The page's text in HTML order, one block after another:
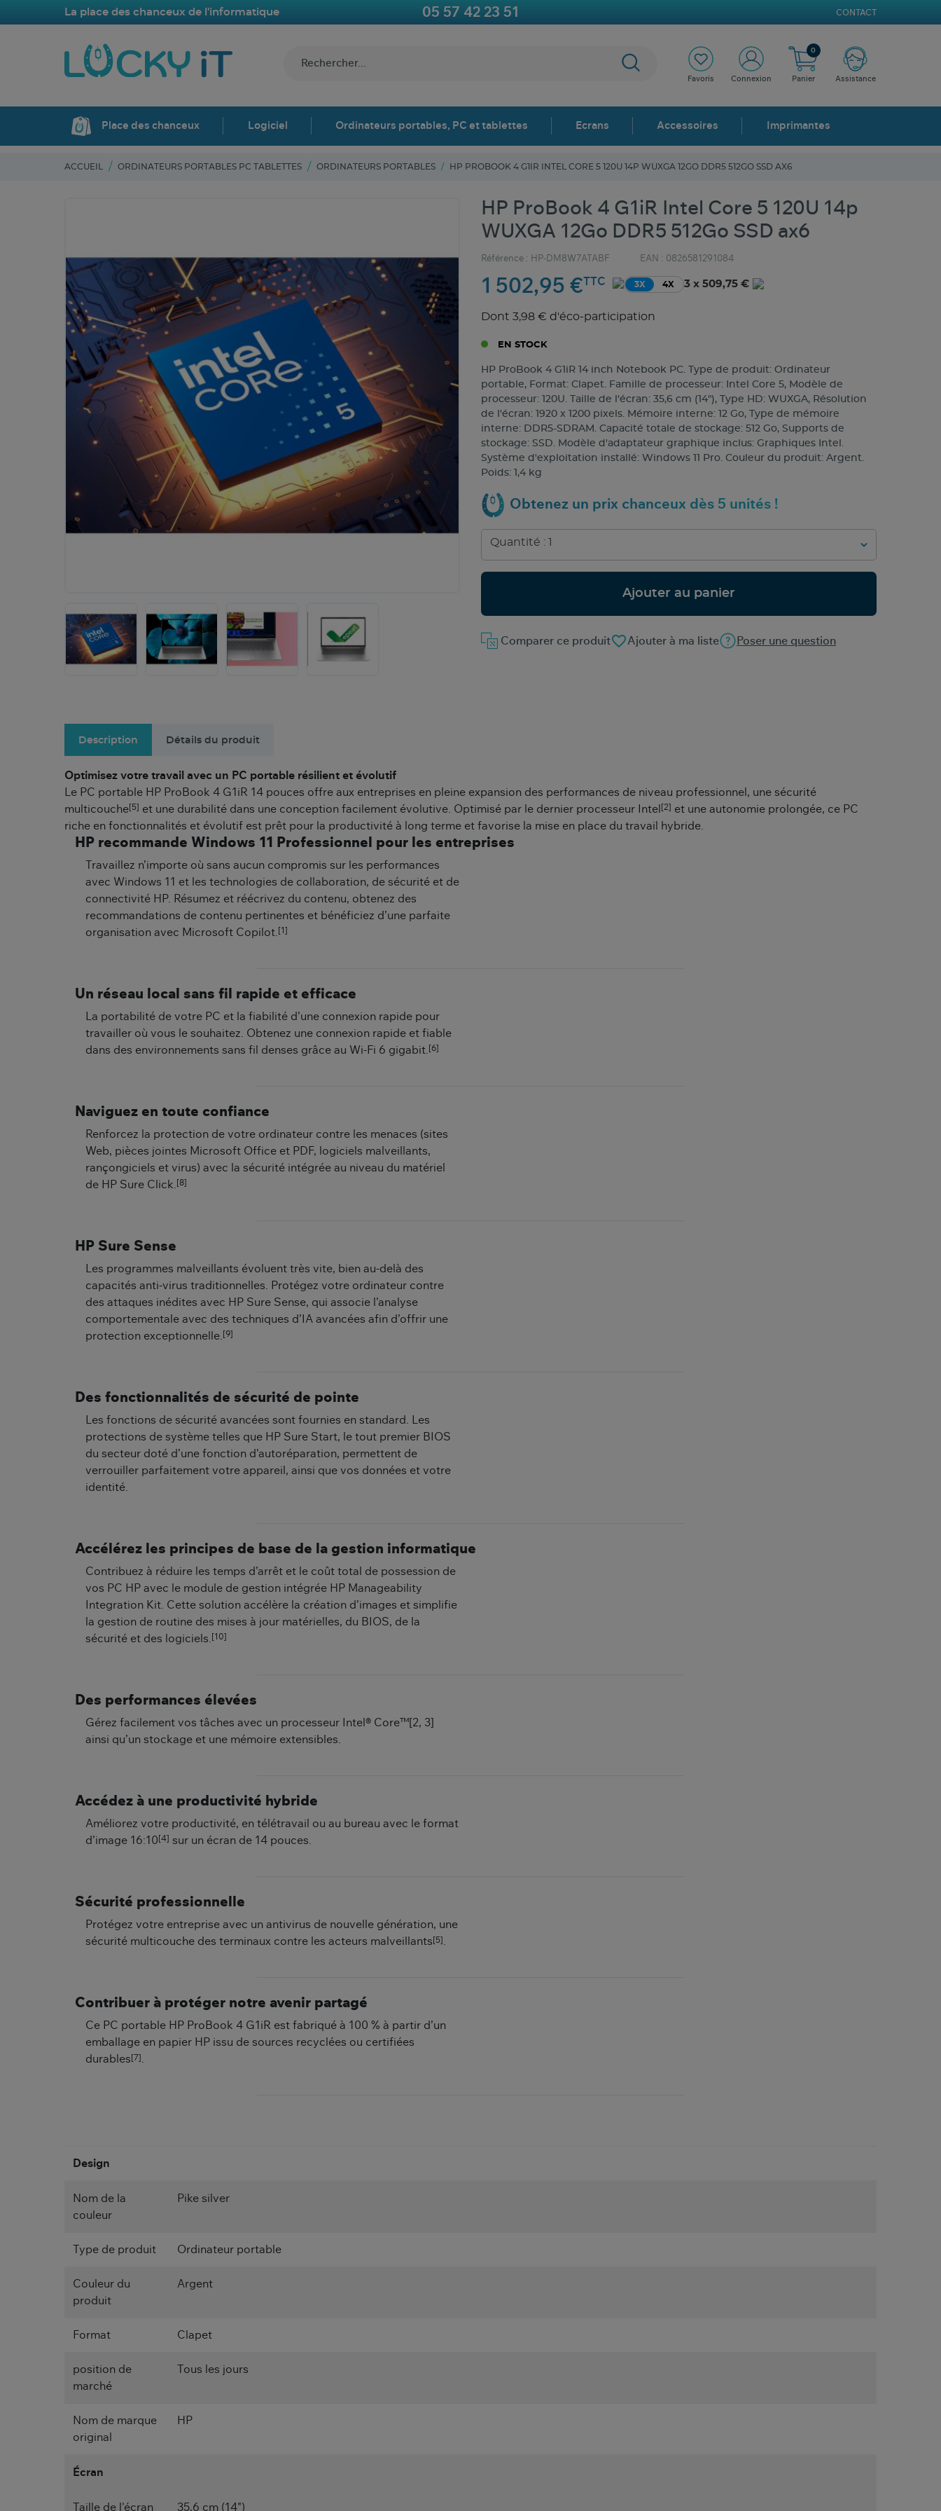
La place des chanceux de l'informatique 05 57 42 23 51 CONTACT
Favoris Connexion Panier
0
Assistance
Place des chanceux Logiciel Ordinateurs portables, PC et tablettes Ecrans Accessoires Imprimantes
ACCUEIL ORDINATEURS PORTABLES PC TABLETTES ORDINATEURS PORTABLES HP PROBOOK 4 G1IR INTEL CORE 5 120U 14P WUXGA 12GO DDR5 512GO SSD AX6
HP ProBook 4 G1iR Intel Core 5 120U 14p
WUXGA 12Go DDR5 512Go SSD ax6
Référence : HP-DM8W7ATABF EAN : 0826581291084
1 502,95 €TTC 3X 4X 3 x 509,75 €
Dont 3,98 € d'éco-participation
EN STOCK
HP ProBook 4 G1iR 14 inch Notebook PC. Type de produit: Ordinateur
portable, Format: Clapet. Famille de processeur: Intel Core 5, Modèle de
processeur: 120U. Taille de l'écran: 35,6 cm (14"), Type HD: WUXGA, Résolution
de l'écran: 1920 x 1200 pixels. Mémoire interne: 12 Go, Type de mémoire
interne: DDR5-SDRAM. Capacité totale de stockage: 512 Go, Supports de
stockage: SSD. Modèle d'adaptateur graphique inclus: Graphiques Intel.
Système d'exploitation installé: Windows 11 Pro. Couleur du produit: Argent.
Poids: 1,4 kg
Obtenez un prix chanceux dès 5 unités !
Ajouter au panier
favorite_borderAjouter à ma liste Poser une question
Comparer ce produit
Description Détails du produit
Optimisez votre travail avec un PC portable résilient et évolutif
Le PC portable HP ProBook 4 G1iR 14 pouces offre aux entreprises en pleine expansion des performances de niveau professionnel, une sécurité
multicouche [5] et une durabilité dans une conception facilement évolutive. Optimisé par le dernier processeur Intel [2]
et une autonomie prolongée, ce PC
riche en fonctionnalités et évolutif est prêt pour la productivité à long terme et favorise la mise en place du travail hybride.
HP recommande Windows 11 Professionnel pour les entreprises
Travaillez n’importe où sans aucun compromis sur les performances
avec Windows 11 et les technologies de collaboration, de sécurité et de
connectivité HP. Résumez et réécrivez du contenu, obtenez des
recommandations de contenu pertinentes et bénéficiez d’une parfaite
organisation avec Microsoft Copilot.
[1]
Un réseau local sans fil rapide et efficace
La portabilité de votre PC et la fiabilité d’une connexion rapide pour
travailler où vous le souhaitez. Obtenez une connexion rapide et fiable
dans des environnements sans fil denses grâce au Wi-Fi 6 gigabit.
[6]
Naviguez en toute confiance
Renforcez la protection de votre ordinateur contre les menaces (sites
Web, pièces jointes Microsoft Office et PDF, logiciels malveillants,
rançongiciels et virus) avec la sécurité intégrée au niveau du matériel
de HP Sure Click.
[8]
HP Sure Sense
Les programmes malveillants évoluent très vite, bien au-delà des
capacités anti-virus traditionnelles. Protégez votre ordinateur contre
des attaques inédites avec HP Sure Sense, qui associe l’analyse
comportementale avec des techniques d’IA avancées afin d’offrir une
protection exceptionnelle.
[9]
Des fonctionnalités de sécurité de pointe
Les fonctions de sécurité avancées sont fournies en standard. Les
protections de système telles que HP Sure Start, le tout premier BIOS
du secteur doté d’une fonction d’autoréparation, permettent de
verrouiller parfaitement votre appareil, ainsi que vos données et votre
identité.
Accélérez les principes de base de la gestion informatique
Contribuez à réduire les temps d’arrêt et le coût total de possession de
vos PC HP avec le module de gestion intégrée HP Manageability
Integration Kit. Cette solution accélère la création d’images et simplifie
la gestion de routine des mises à jour matérielles, du BIOS, de la
sécurité et des logiciels.
[10]
Des performances élevées
Gérez facilement vos tâches avec un processeur Intel® Core™[2, 3]
ainsi qu’un stockage et une mémoire extensibles.
Accédez à une productivité hybride
Améliorez votre productivité, en télétravail ou au bureau avec le format
d’image 16:10 [4] sur un écran de 14 pouces.
Sécurité professionnelle
Protégez votre entreprise avec un antivirus de nouvelle génération, une
sécurité multicouche des terminaux contre les acteurs malveillants [5]
Contribuer à protéger notre avenir partagé
Ce PC portable HP ProBook 4 G1iR est fabriqué à 100 % à partir d’un
emballage en papier HP issu de sources recyclées ou certifiées
durables [7]
Design
Nom de la
couleur
Pike silver
Type de produit Ordinateur portable
Couleur du
produit
Argent
Format Clapet
position de
marché
Tous les jours
Nom de marque
original
HP
Écran
Taille de l'écran 35,6 cm (14")